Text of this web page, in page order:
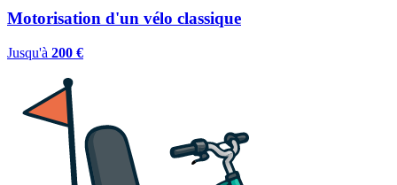
Motorisation d'un vélo classique
Jusqu'à 200 €